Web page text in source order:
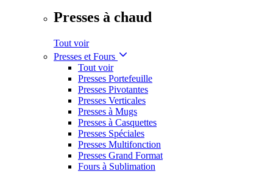
Presses à chaud
Tout voir
Presses et Fours
Tout voir
Presses Portefeuille
Presses Pivotantes
Presses Verticales
Presses à Mugs
Presses à Casquettes
Presses Spéciales
Presses Multifonction
Presses Grand Format
Fours à Sublimation